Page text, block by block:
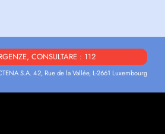
CONSULTARE : 112
S.A. 42, Rue de la Vallée, L-2661 Luxembourg